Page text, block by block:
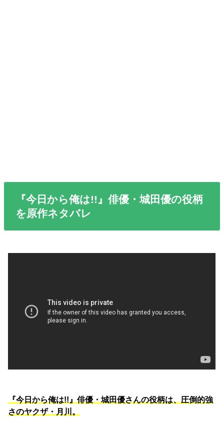
『今日から俺は!!』俳優・城田優の役柄
を原作ネタバレ
『今日から俺は!!』俳優・城田優さんの役柄は、圧倒的強
さのヤクザ・月川。